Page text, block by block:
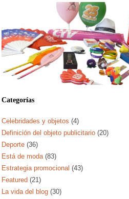
Categorías
Celebridades y objetos (4)
Definición del objeto publicitario (20)
Deporte (36)
Está de moda (83)
Estrategia promocional (43)
Featured (21)
La vida del blog (30)